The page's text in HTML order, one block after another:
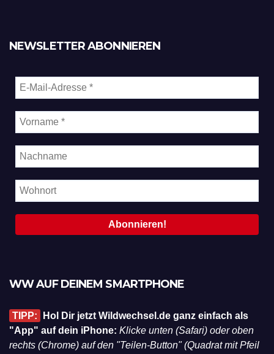
NEWSLETTER ABONNIEREN
WW AUF DEINEM SMARTPHONE
TIPP:
Hol Dir jetzt Wildwechsel.de ganz einfach als
"App" auf dein iPhone: Klicke unten (Safari) oder oben
rechts (Chrome) auf den "Teilen-Button" (Quadrat mit Pfeil